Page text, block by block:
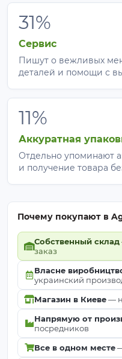
сушки).
Хранение:
складывайте) и
защищенном от
Ответы на
вопросы
1. Нужно ли снимать
солнечный день?
Нет. Благодаря
85%) и дышащей
обеспечивает
Растения полноценно
2. На какую
агроволокно 50?
Оно обеспечивает
при снижении
3. Какой срок
При соблюдении
использования и
материал Agreen
31%
Сервис
Пишут о вежливых
деталей и помощи с
11%
Аккуратная
Отдельно упоминают
и получение товара
Почему покупают в
Собственный склад
заказ
Власне
украинский
Магазин в Киеве—
Напрямую от
посредников
Все в одном месте